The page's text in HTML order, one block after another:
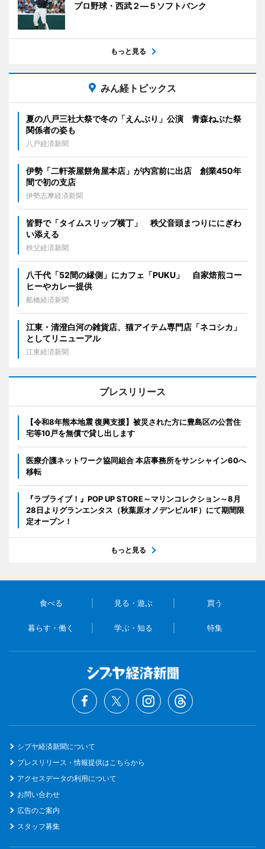
プロ野球・西武２―５ソフトバンク
もっと見る
みん経トピックス
夏の八戸三社大祭で冬の「えんぶり」公演 青森ねぶた祭
関係者の姿も
八戸経済新聞
伊勢「二軒茶屋餅角屋本店」が内宮前に出店 創業450年
間で初の支店
伊勢志摩経済新聞
皆野で「タイムスリップ横丁」 秩父音頭まつりににぎわ
い添える
秩父経済新聞
八千代「52間の縁側」にカフェ「PUKU」 自家焙煎コー
ヒーやカレー提供
船橋経済新聞
江東・清澄白河の雑貨店、猫アイテム専門店「ネコシカ」
としてリニューアル
江東経済新聞
プレスリリース
【令和8年熊本地震 復興支援】被災された方に豊島区の公営住
宅等10戸を無償で貸し出します
医療介護ネットワーク協同組合 本店事務所をサンシャイン60へ
移転
『ラブライブ！』POP UP STORE～マリンコレクション～8月
28日よりグランエンタス（秋葉原オノデンビル1F）にて期間限
定オープン！
もっと見る
食べる 見る・遊ぶ 買う
暮らす・働く 学ぶ・知る 特集
シブヤ経済新聞について
プレスリリース・情報提供はこちらから
アクセスデータの利用について
お問い合わせ
広告のご案内
スタッフ募集